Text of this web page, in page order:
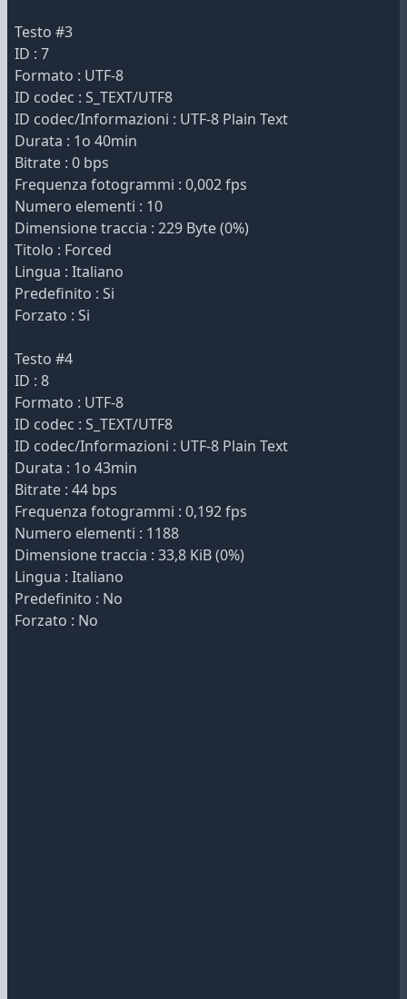
Testo #3
ID : 7
Formato : UTF-8
ID codec : S_TEXT/UTF8
ID codec/Informazioni : UTF-8 Plain Text
Durata : 1o 40min
Bitrate : 0 bps
Frequenza fotogrammi : 0,002 fps
Numero elementi : 10
Dimensione traccia : 229 Byte (0%)
Titolo : Forced
Lingua : Italiano
Predefinito : Si
Forzato : Si
Testo #4
ID : 8
Formato : UTF-8
ID codec : S_TEXT/UTF8
ID codec/Informazioni : UTF-8 Plain Text
Durata : 1o 43min
Bitrate : 44 bps
Frequenza fotogrammi : 0,192 fps
Numero elementi : 1188
Dimensione traccia : 33,8 KiB (0%)
Lingua : Italiano
Predefinito : No
Forzato : No